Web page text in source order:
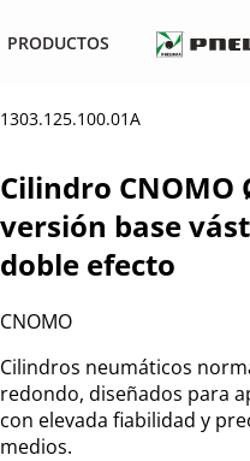
PRODUCTOS
1303.125.100.01A
Cilindro CNOMO
versión base
doble efecto
CNOMO
Cilindros neumáticos
redondo, diseñados para
con elevada fiabilidad y
medios.